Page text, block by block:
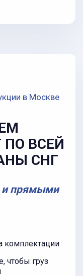
в Москве
ВСЕЙ
СНГ
и прямыми
комплектации
чтобы груз